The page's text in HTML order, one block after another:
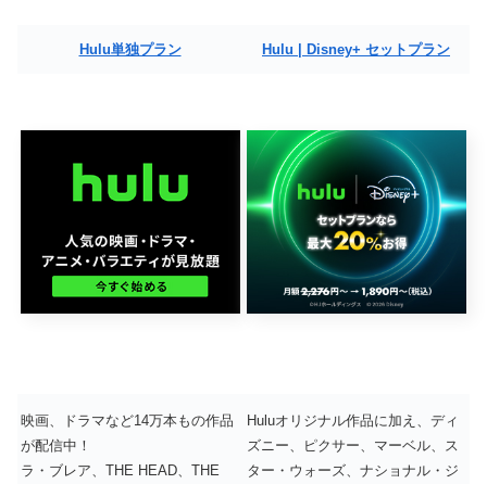
Hulu単独プラン Hulu | Disney+ セットプラン
映画、ドラマなど14万本もの作品
が配信中！
ラ・ブレア、THE HEAD、THE
Huluオリジナル作品に加え、ディ
ズニー、ピクサー、マーベル、ス
ター・ウォーズ、ナショナル・ジ